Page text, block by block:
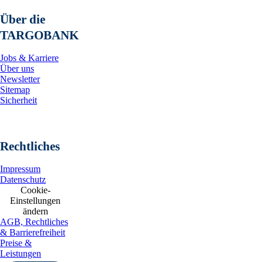
Über die
TARGOBANK
Jobs & Karriere
Über uns
Newsletter
Sitemap
Sicherheit
Rechtliches
Impressum
Datenschutz
Cookie-
Einstellungen
ändern
AGB, Rechtliches
& Barrierefreiheit
Preise &
Leistungen